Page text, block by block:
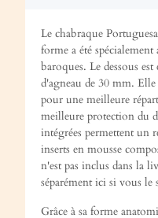
Le chabraque
forme a été spécialement
baroques. Le dessous
d'agneau de 30 mm.
pour une meilleure
meilleure protection du
intégrées permettent un
inserts en mousse
n'est pas inclus dans la
séparément ici si vous le
Grâce à sa forme